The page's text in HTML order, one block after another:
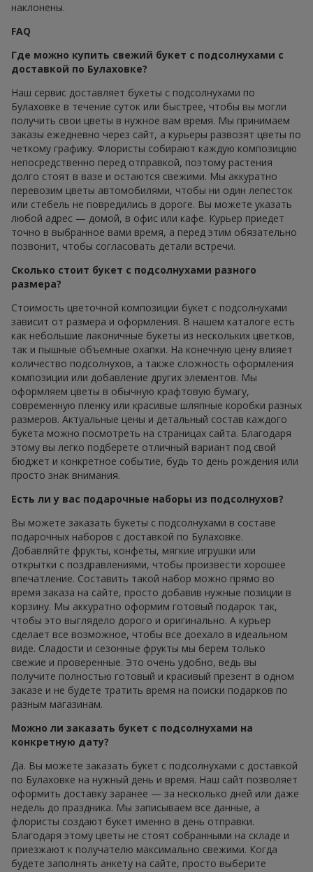
наклонены.
FAQ
Где можно купить свежий букет с подсолнухами с
доставкой по Булаховке?
Наш сервис доставляет букеты с подсолнухами по
Булаховке в течение суток или быстрее, чтобы вы могли
получить свои цветы в нужное вам время. Мы принимаем
заказы ежедневно через сайт, а курьеры развозят цветы по
четкому графику. Флористы собирают каждую композицию
непосредственно перед отправкой, поэтому растения
долго стоят в вазе и остаются свежими. Мы аккуратно
перевозим цветы автомобилями, чтобы ни один лепесток
или стебель не повредились в дороге. Вы можете указать
любой адрес — домой, в офис или кафе. Курьер приедет
точно в выбранное вами время, а перед этим обязательно
позвонит, чтобы согласовать детали встречи.
Сколько стоит букет с подсолнухами разного
размера?
Стоимость цветочной композиции букет с подсолнухами
зависит от размера и оформления. В нашем каталоге есть
как небольшие лаконичные букеты из нескольких цветков,
так и пышные объемные охапки. На конечную цену влияет
количество подсолнухов, а также сложность оформления
композиции или добавление других элементов. Мы
оформляем цветы в обычную крафтовую бумагу,
современную пленку или красивые шляпные коробки разных
размеров. Актуальные цены и детальный состав каждого
букета можно посмотреть на страницах сайта. Благодаря
этому вы легко подберете отличный вариант под свой
бюджет и конкретное событие, будь то день рождения или
просто знак внимания.
Есть ли у вас подарочные наборы из подсолнухов?
Вы можете заказать букеты с подсолнухами в составе
подарочных наборов с доставкой по Булаховке.
Добавляйте фрукты, конфеты, мягкие игрушки или
открытки с поздравлениями, чтобы произвести хорошее
впечатление. Составить такой набор можно прямо во
время заказа на сайте, просто добавив нужные позиции в
корзину. Мы аккуратно оформим готовый подарок так,
чтобы это выглядело дорого и оригинально. А курьер
сделает все возможное, чтобы все доехало в идеальном
виде. Сладости и сезонные фрукты мы берем только
свежие и проверенные. Это очень удобно, ведь вы
получите полностью готовый и красивый презент в одном
заказе и не будете тратить время на поиски подарков по
разным магазинам.
Можно ли заказать букет с подсолнухами на
конкретную дату?
Да. Вы можете заказать букет с подсолнухами с доставкой
по Булаховке на нужный день и время. Наш сайт позволяет
оформить доставку заранее — за несколько дней или даже
недель до праздника. Мы записываем все данные, а
флористы создают букет именно в день отправки.
Благодаря этому цветы не стоят собранными на складе и
приезжают к получателю максимально свежими. Когда
будете заполнять анкету на сайте, просто выберите